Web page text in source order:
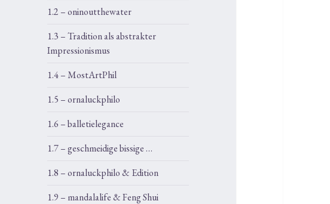
1.2 – oninoutthewater
1.3 – Tradition als abstrakter
Impressionismus
1.4 – MostArtPhil
1.5 – ornaluckphilo
1.6 – balletielegance
1.7 – geschmeidige bissige …
1.8 – ornaluckphilo & Edition
1.9 – mandalalife & Feng Shui